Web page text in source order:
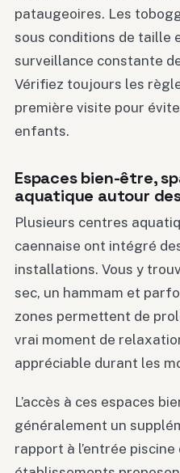
pataugeoires. Les
sous conditions de taille
surveillance constante
Vérifiez toujours les
première visite pour
enfants.
Espaces bien-être,
aquatique autour
Plusieurs centres
caennaise ont intégré
installations. Vous y
sec, un hammam et
zones permettent de
vrai moment de
appréciable durant les
L’accès à ces espaces
généralement un
rapport à l’entrée